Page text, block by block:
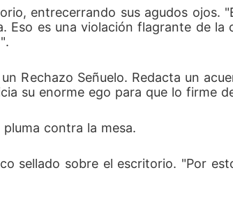
entrecerrando sus agudos ojos.
es una violación flagrante de la
Rechazo Señuelo. Redacta un
su enorme ego para que lo firme
contra la mesa.
sellado sobre el escritorio. "Por